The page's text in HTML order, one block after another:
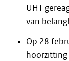
UHT
van
Op 28